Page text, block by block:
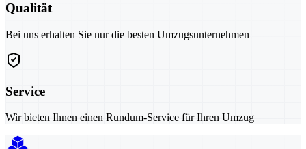
Qualität
Bei uns erhalten Sie nur die besten Umzugsunternehmen
Service
Wir bieten Ihnen einen Rundum-Service für Ihren Umzug